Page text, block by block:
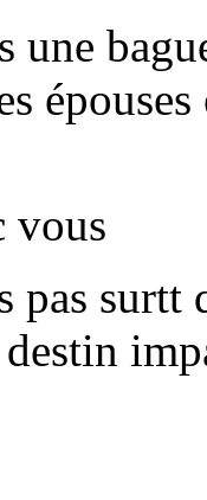
une
vous
pas surtt
destin